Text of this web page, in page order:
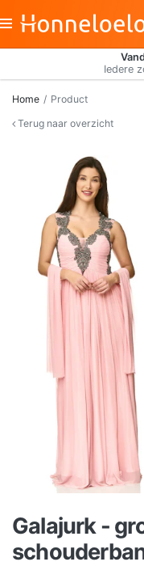
Iedere
Home
Product
Terug naar overzicht
Galajurk -